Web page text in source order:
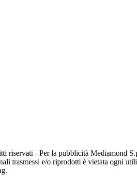
riservati - Per la pubblicità Mediamond
trasmessi e/o riprodotti è vietata ogni